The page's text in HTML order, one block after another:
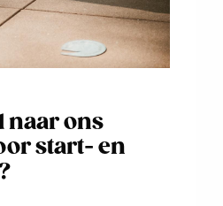
naar ons
start- en